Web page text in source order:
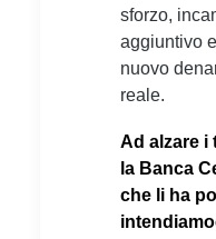
sforzo,
aggiuntivo
nuovo
reale.
Ad alzare i
la Banca
che li ha